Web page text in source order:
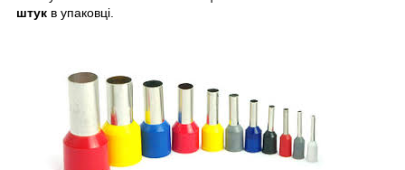
штук в упаковці.